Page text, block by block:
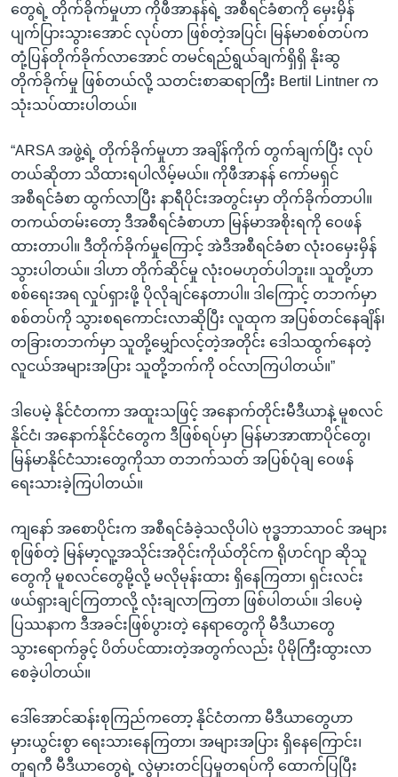
တွေရဲ့ တိုက်ခိုက်မှုဟာ ကိုဖီအာနန်ရဲ့ အစီရင်ခံစာကို မှေးမှိန်
ပျက်ပြားသွားအောင် လုပ်တာ ဖြစ်တဲ့အပြင်၊ မြန်မာစစ်တပ်က
တုံ့ပြန်တိုက်ခိုက်လာအောင် တမင်ရည်ရွယ်ချက်ရှိရှိ နိုးဆွ
တိုက်ခိုက်မှု ဖြစ်တယ်လို့ သတင်းစာဆရာကြီး Bertil Lintner က
သုံးသပ်ထားပါတယ်။
“ARSA အဖွဲ့ရဲ့ တိုက်ခိုက်မှုဟာ အချိန်ကိုက် တွက်ချက်ပြီး လုပ်
တယ်ဆိုတာ သိထားရပါလိမ့်မယ်။ ကိုဖီအာနန် ကော်မရှင်
အစီရင်ခံစာ ထွက်လာပြီး နာရီပိုင်းအတွင်းမှာ တိုက်ခိုက်တာပါ။
တကယ်တမ်းတော့ ဒီအစီရင်ခံစာဟာ မြန်မာအစိုးရကို ဝေဖန်
ထားတာပါ။ ဒီတိုက်ခိုက်မှုကြောင့် အဲဒီအစီရင်ခံစာ လုံးဝမှေးမှိန်
သွားပါတယ်။ ဒါဟာ တိုက်ဆိုင်မှု လုံးဝမဟုတ်ပါဘူး။ သူတို့ဟာ
စစ်ရေးအရ လှုပ်ရှားဖို့ ပိုလိုချင်နေတာပါ။ ဒါကြောင့် တဘက်မှာ
စစ်တပ်ကို သွားစရကောင်းလာဆိုပြီး လူထုက အပြစ်တင်နေချိန်၊
တခြားတဘက်မှာ သူတို့မျှော်လင့်တဲ့အတိုင်း ဒေါသထွက်နေတဲ့
လူငယ်အများအပြား သူတို့ဘက်ကို ဝင်လာကြပါတယ်။”
ဒါပေမဲ့ နိုင်ငံတကာ အထူးသဖြင့် အနောက်တိုင်းမီဒီယာနဲ့ မူစလင်
နိုင်ငံ၊ အနောက်နိုင်ငံတွေက ဒီဖြစ်ရပ်မှာ မြန်မာအာဏာပိုင်တွေ၊
မြန်မာနိုင်ငံသားတွေကိုသာ တဘက်သတ် အပြစ်ပုံချ ဝေဖန်
ရေးသားခဲ့ကြပါတယ်။
ကျနော် အစောပိုင်းက အစီရင်ခံခဲ့သလိုပါပဲ ဗုဒ္ဓဘာသာဝင် အများ
စုဖြစ်တဲ့ မြန်မာ့လူ့အသိုင်းအဝိုင်းကိုယ်တိုင်က ရိုဟင်ဂျာ ဆိုသူ
တွေကို မူစလင်တွေမို့လို့ မလိုမုန်းထား ရှိနေကြတာ၊ ရှင်းလင်း
ဖယ်ရှားချင်ကြတာလို့ လုံးချလာကြတာ ဖြစ်ပါတယ်။ ဒါပေမဲ့
ပြဿနာက ဒီအခင်းဖြစ်ပွားတဲ့ နေရာတွေကို မီဒီယာတွေ
သွားရောက်ခွင့် ပိတ်ပင်ထားတဲ့အတွက်လည်း ပိုမိုကြီးထွားလာ
စေခဲ့ပါတယ်။
ဒေါ်အောင်ဆန်းစုကြည်ကတော့ နိုင်ငံတကာ မီဒီယာတွေဟာ
မှားယွင်းစွာ ရေးသားနေကြတာ၊ အများအပြား ရှိနေကြောင်း၊
တူရကီ မီဒီယာတွေရဲ့ လွဲမှားတင်ပြမှုတရပ်ကို ထောက်ပြပြီး